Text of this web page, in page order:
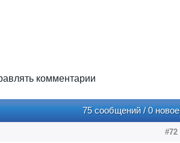
комментарии
75 сообщений / 0 новое
#72